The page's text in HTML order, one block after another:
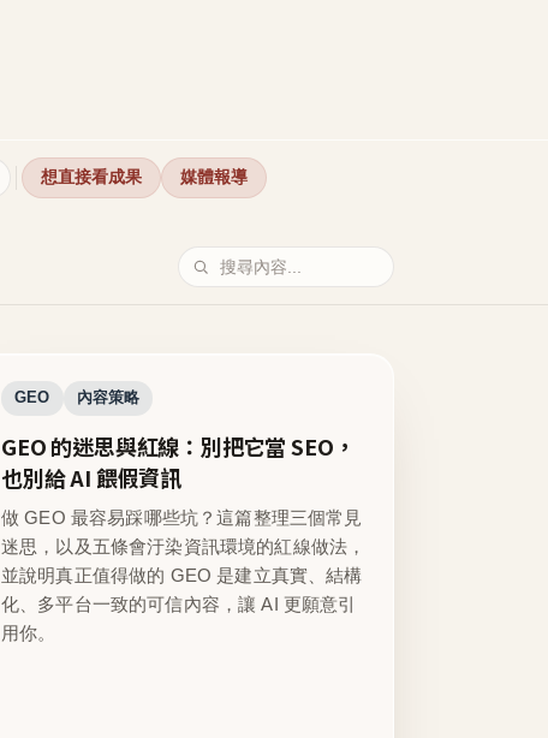
想直接看成果 媒體報導
GEO 內容策略
GEO 的迷思與紅線：別把它當 SEO，
也別給 AI 餵假資訊
做 GEO 最容易踩哪些坑？這篇整理三個常見
迷思，以及五條會汙染資訊環境的紅線做法，
並說明真正值得做的 GEO 是建立真實、結構
化、多平台一致的可信內容，讓 AI 更願意引
用你。